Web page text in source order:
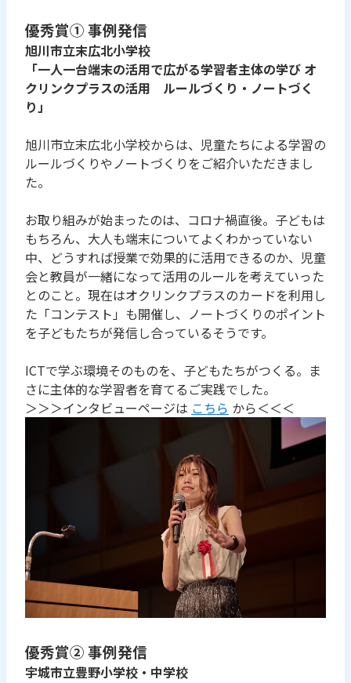
優秀賞① 事例発信
旭川市立末広北小学校
「一人一台端末の活用で広がる学習者主体の学び オ
クリンクプラスの活用 ルールづくり・ノートづく
り」
旭川市立末広北小学校からは、児童たちによる学習の
ルールづくりやノートづくりをご紹介いただきまし
た。
お取り組みが始まったのは、コロナ禍直後。子どもは
もちろん、大人も端末についてよくわかっていない
中、どうすれば授業で効果的に活用できるのか、児童
会と教員が一緒になって活用のルールを考えていった
とのこと。現在はオクリンクプラスのカードを利用し
た「コンテスト」も開催し、ノートづくりのポイント
を子どもたちが発信し合っているそうです。
ICTで学ぶ環境そのものを、子どもたちがつくる。ま
さに主体的な学習者を育てるご実践でした。
＞＞＞インタビューページは こちら から＜＜＜
優秀賞② 事例発信
宇城市立豊野小学校・中学校